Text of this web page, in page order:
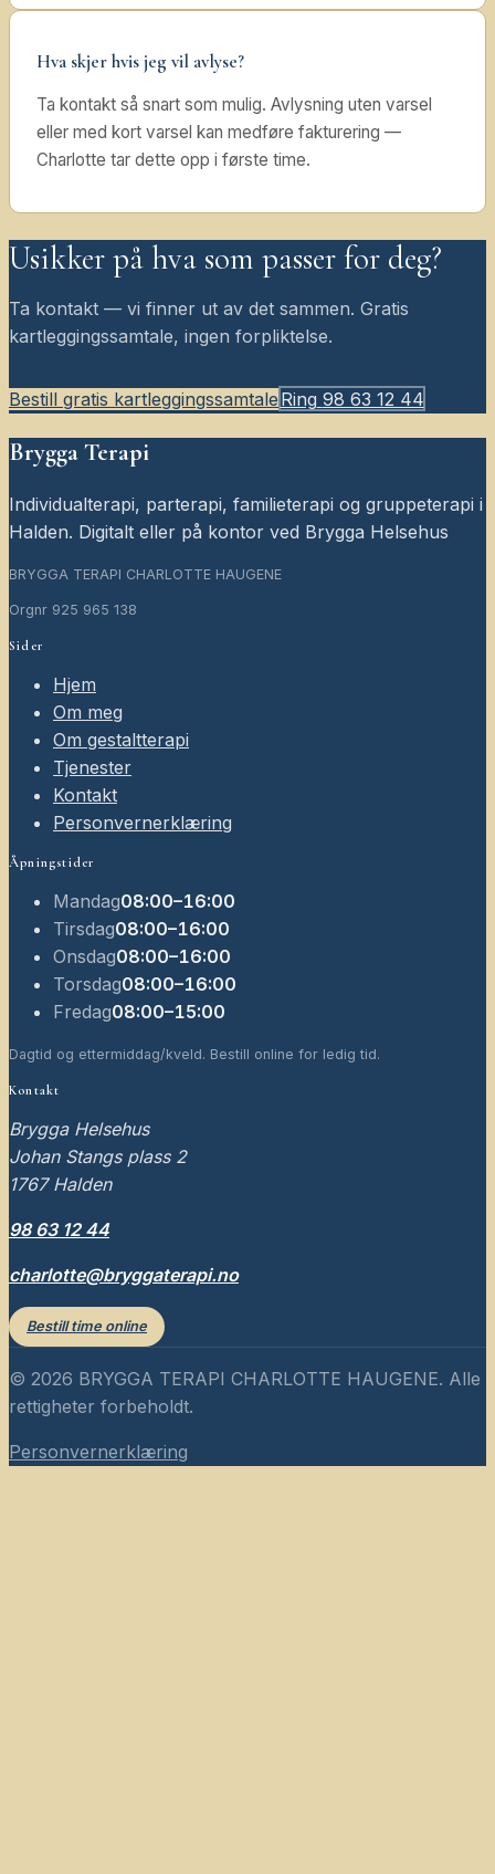
Hva skjer hvis jeg vil avlyse?
Ta kontakt så snart som mulig. Avlysning uten varsel
eller med kort varsel kan medføre fakturering —
Charlotte tar dette opp i første time.
Usikker på hva som passer for deg?
Ta kontakt — vi finner ut av det sammen. Gratis
kartleggingssamtale, ingen forpliktelse.
Bestill gratis kartleggingssamtale Ring 98 63 12 44
Brygga Terapi
Individualterapi, parterapi, familieterapi og gruppeterapi i
Halden. Digitalt eller på kontor ved Brygga Helsehus
BRYGGA TERAPI CHARLOTTE HAUGENE
Orgnr 925 965 138
Sider
Hjem
Om meg
Om gestaltterapi
Tjenester
Kontakt
Personvernerklæring
Åpningstider
Mandag08:00–16:00
Tirsdag08:00–16:00
Onsdag08:00–16:00
Torsdag08:00–16:00
Fredag08:00–15:00
Dagtid og ettermiddag/kveld. Bestill online for ledig tid.
Kontakt
Brygga Helsehus
Johan Stangs plass 2
1767 Halden
98 63 12 44
charlotte@bryggaterapi.no
Bestill time online
© 2026 BRYGGA TERAPI CHARLOTTE HAUGENE. Alle
rettigheter forbeholdt.
Personvernerklæring